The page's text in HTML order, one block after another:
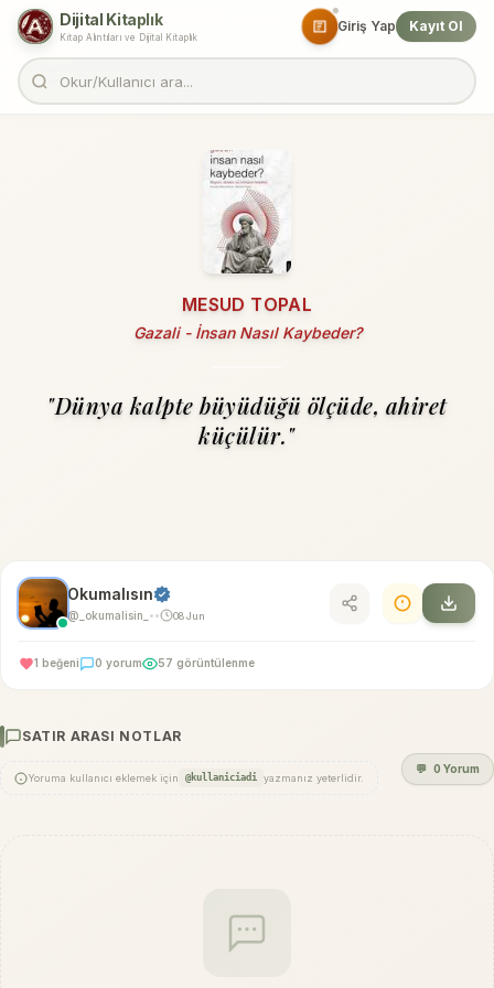
Dijital Kitaplık
Kitap Alıntıları ve Dijital Kitaplık
Giriş Yap Kayıt Ol
MESUD TOPAL
Gazali - İnsan Nasıl Kaybeder?
"Dünya kalpte büyüdüğü ölçüde, ahiret
küçülür."
Okumalısın
@_okumalisin_ • • 08 Jun
1 beğeni 0 yorum 57 görüntülenme
SATIR ARASI NOTLAR
Yoruma kullanıcı eklemek için @kullaniciadi yazmanız yeterlidir.
💬 0 Yorum